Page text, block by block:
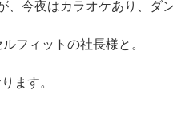
今夜はカラオケあり、ダ
フィットの社長様と。
ます。